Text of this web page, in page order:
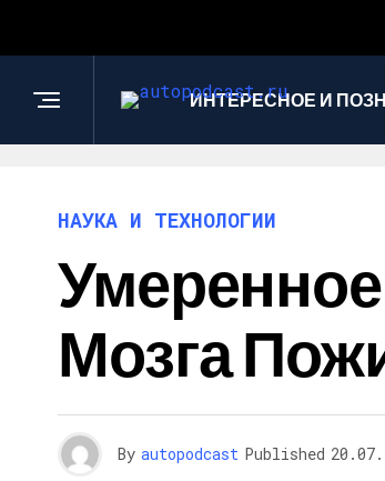
ИНТЕРЕСНОЕ И
НАУКА И ТЕХНОЛОГИИ
Мозга
By autopodcast Published